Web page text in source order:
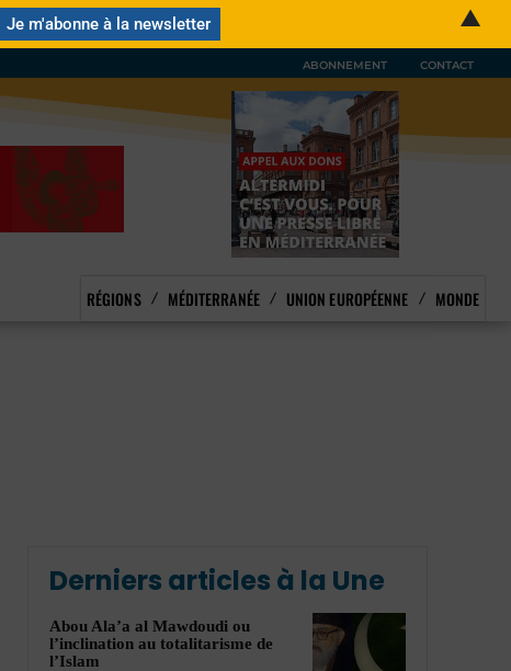
ABONNEMENT CONTACT
RÉGIONS MÉDITERRANÉE UNION EUROPÉENNE MONDE
Derniers articles à la Une
Abou Ala’a al Mawdoudi ou
l’inclination au totalitarisme de
l’Islam
▲